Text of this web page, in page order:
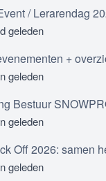
geleden
+
geleden
Bestuur
geleden
geleden